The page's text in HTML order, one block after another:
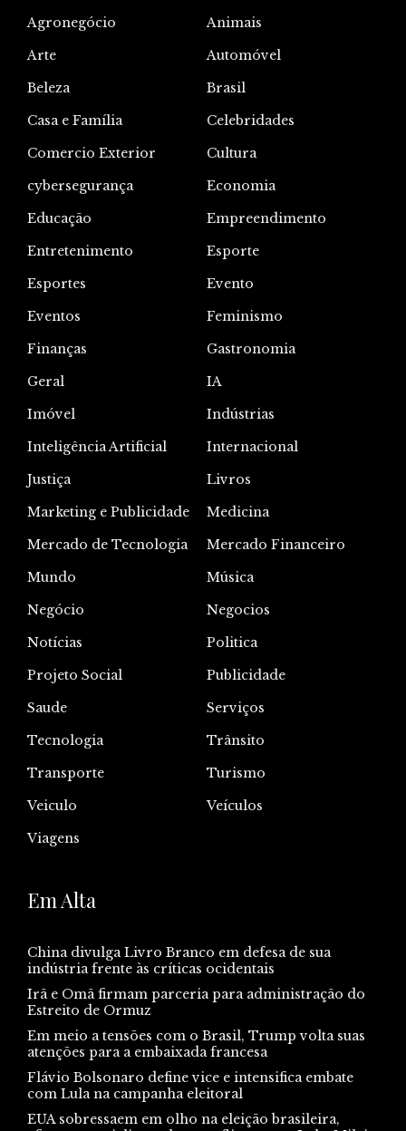
Agronegócio
Animais
Arte
Automóvel
Beleza
Brasil
Casa e Família
Celebridades
Comercio Exterior
Cultura
cybersegurança
Economia
Educação
Empreendimento
Entretenimento
Esporte
Esportes
Evento
Eventos
Feminismo
Finanças
Gastronomia
Geral
IA
Imóvel
Indústrias
Inteligência Artificial
Internacional
Justiça
Livros
Marketing e Publicidade
Medicina
Mercado de Tecnologia
Mercado Financeiro
Mundo
Música
Negócio
Negocios
Notícias
Politica
Projeto Social
Publicidade
Saude
Serviços
Tecnologia
Trânsito
Transporte
Turismo
Veiculo
Veículos
Viagens
Em Alta
China divulga Livro Branco em defesa de sua
indústria frente às críticas ocidentais
Irã e Omã firmam parceria para administração do
Estreito de Ormuz
Em meio a tensões com o Brasil, Trump volta suas
atenções para a embaixada francesa
Flávio Bolsonaro define vice e intensifica embate
com Lula na campanha eleitoral
EUA sobressaem em olho na eleição brasileira,